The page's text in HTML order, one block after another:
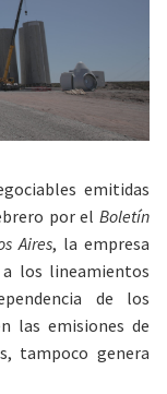
emitidas
por el Boletín
Aires, la empresa
los lineamientos
de los
las emisiones de
tampoco genera